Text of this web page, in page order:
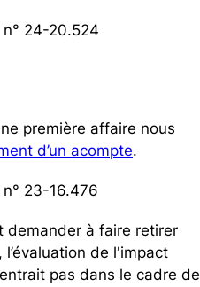
24-20.524
première affaire nous
d’un acompte.
23-16.476
demander à faire retirer
de l'impact
pas dans le cadre de